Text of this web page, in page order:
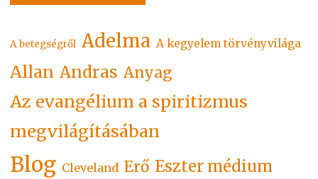
A betegségről Adelma A kegyelem törvényvilága
Allan Andras Anyag
Az evangélium a spiritizmus
megvilágításában
Blog Cleveland Erő Eszter médium